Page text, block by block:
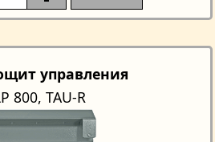
управления
800, TAU-R